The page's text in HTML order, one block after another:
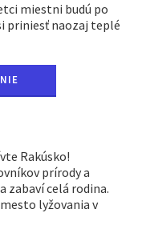
miestni budú po
priniesť naozaj teplé
Rakúsko!
prírody a
zabaví celá rodina.
lyžovania v